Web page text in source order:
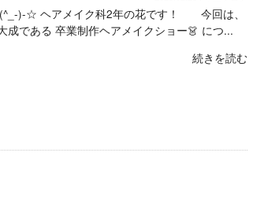
)-☆ ヘアメイク科2年の花です！ 今回は、
成である 卒業制作ヘアメイクショー👗 につ...
続きを読む